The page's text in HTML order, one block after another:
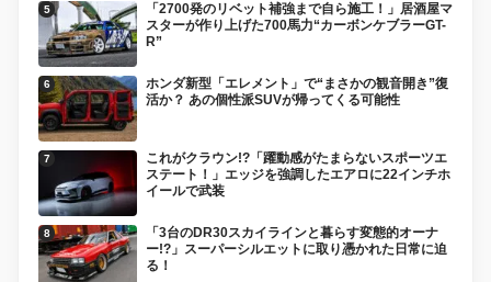
「2700発のリベット補強まで自ら施工！」居酒屋マ
スターが作り上げた700馬力“カーボンケブラーGT-
R”
ホンダ新型「エレメント」で“まさかの観音開き”復
活か？ あの個性派SUVが帰ってくる可能性
これがクラウン!?「躍動感がたまらないスポーツエ
ステート！」エッジを強調したエアロに22インチホ
イールで武装
「3台のDR30スカイラインと暮らす変態的オーナ
ー!?」スーパーシルエットに取り憑かれた日常に迫
る！